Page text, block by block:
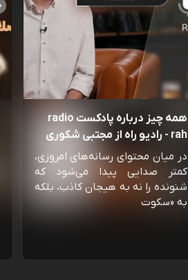
همه چیز درباره پادکست radio
rah - رادیو راه از مجتبی شکوری
در میان محتوای رسانه‌های امروزی،
کمتر صدایی پیدا می‌شود که
شنونده را نه به هیجان کاذب، بلکه
به «سکوت